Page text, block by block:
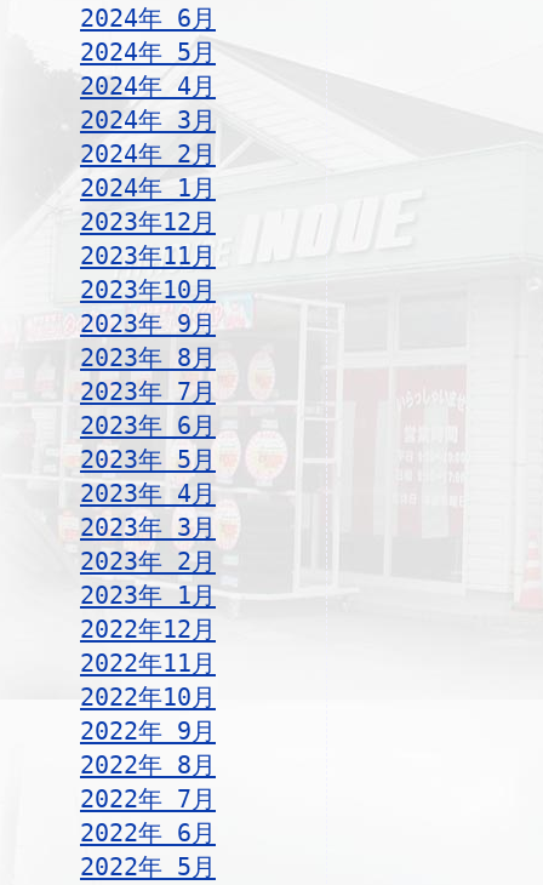
2024年 6月
2024年 5月
2024年 4月
2024年 3月
2024年 2月
2024年 1月
2023年12月
2023年11月
2023年10月
2023年 9月
2023年 8月
2023年 7月
2023年 6月
2023年 5月
2023年 4月
2023年 3月
2023年 2月
2023年 1月
2022年12月
2022年11月
2022年10月
2022年 9月
2022年 8月
2022年 7月
2022年 6月
2022年 5月